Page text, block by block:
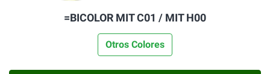
=BICOLOR MIT C01 / MIT H00
Otros Colores